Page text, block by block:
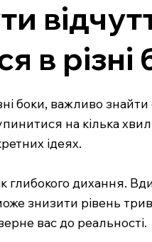
в різні
боки, важливо
на кілька
ідеях.
дихання.
знизити рівень
вас до реальності.